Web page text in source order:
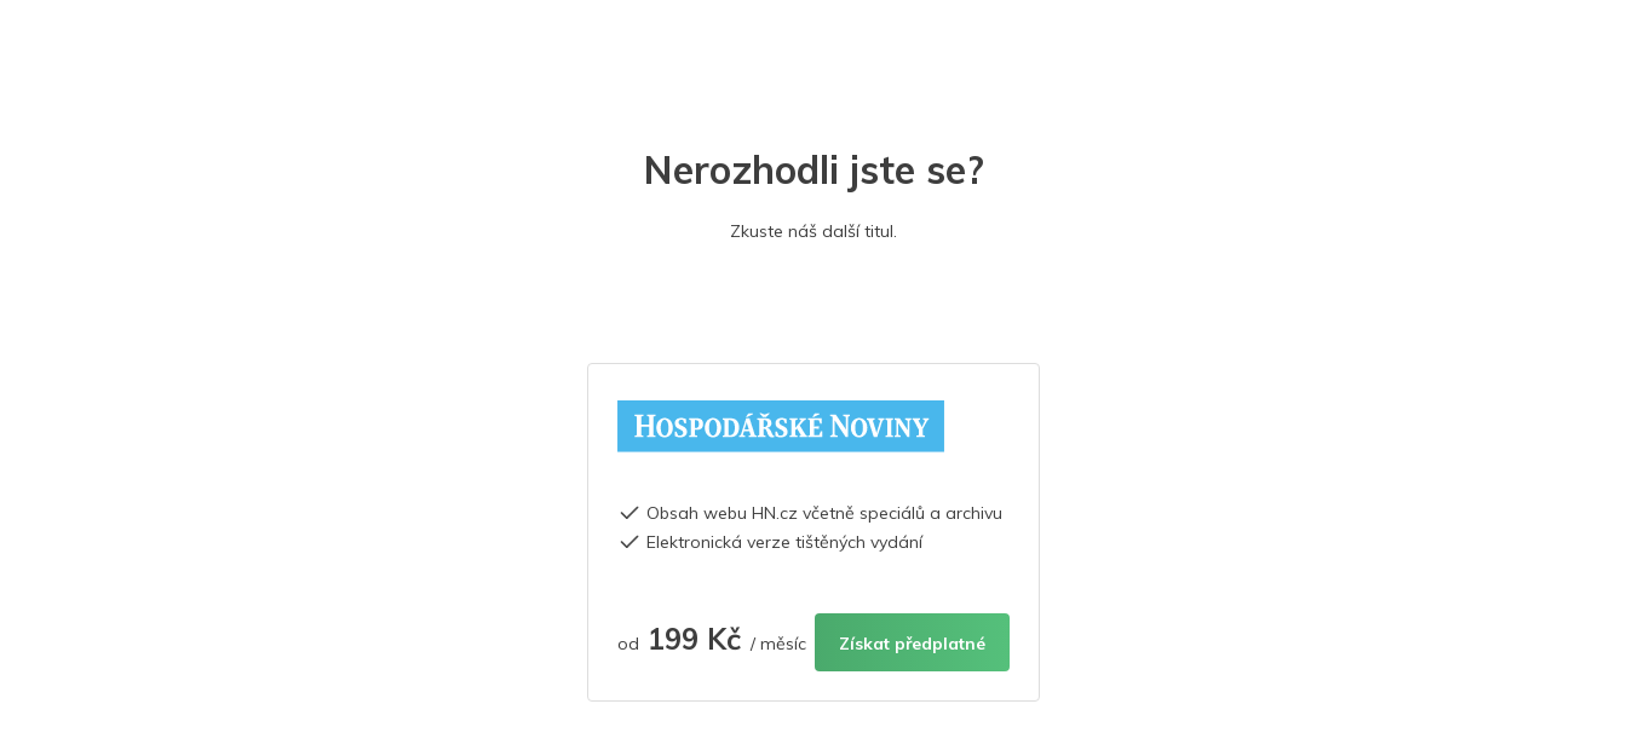
Nerozhodli jste se?
Zkuste náš další titul.
Obsah webu HN.cz včetně speciálů a archivu
Elektronická verze tištěných vydání
od 199 Kč / měsíc Získat předplatné